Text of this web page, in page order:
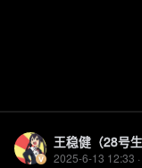
王稳健（28号生
2025-6-13 12:33